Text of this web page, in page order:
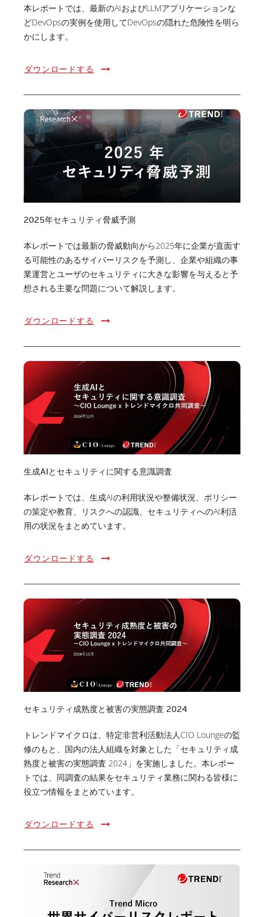
本レポートでは、最新のAIおよびLLMアプリケーションな
どDevOpsの実例を使用してDevOpsの隠れた危険性を明ら
かにします。
ダウンロードする
2025年セキュリティ脅威予測
本レポートでは最新の脅威動向から2025年に企業が直面す
る可能性のあるサイバーリスクを予測し、企業や組織の事
業運営とユーザのセキュリティに大きな影響を与えると予
想される主要な問題について解説します。
ダウンロードする
生成AIとセキュリティに関する意識調査
本レポートでは、生成AIの利用状況や整備状況、ポリシー
の策定や教育、リスクへの認識、セキュリティへのAI利活
用の状況をまとめています。
ダウンロードする
セキュリティ成熟度と被害の実態調査 2024
トレンドマイクロは、特定非営利活動法人CIO Loungeの監
修のもと、国内の法人組織を対象とした「セキュリティ成
熟度と被害の実態調査 2024」を実施しました。本レポー
トでは、同調査の結果をセキュリティ業務に関わる皆様に
役立つ情報をまとめています。
ダウンロードする